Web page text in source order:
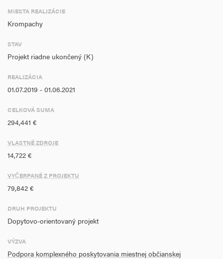
zlepšeniu situácie v problémových lokalitách a tým dôjde k
zlepšeniu občianskeho spolunažívania.
Cieľ projektu bude dosiahnutý realizáciou hlavnej aktivity a je v
súlade s globálnym a špecifickým cieľom OP ĽZ a rovnako
rešpektuje princíp desegredácie, destigmatizácie a degetoizácie.
- príslušníci a obyvatelia MRK
- zametnanci/zamestnankyne štátnej správy a samosprávy
pracujpúcich s MRK
P0885- Počet zamestnancov poskytujúich asistenčné služby: 12
služby: 12
MIESTA REALIZÁCIE
Krompachy
STAV
Projekt riadne ukončený (K)
REALIZÁCIA
01.07.2019 - 01.06.2021
CELKOVÁ SUMA
294,441 €
VLASTNÉ ZDROJE
14,722 €
VYČERPANÉ Z PROJEKTU
79,842 €
DRUH PROJEKTU
Dopytovo-orientovaný projekt
VÝZVA
Podpora komplexného poskytovania miestnej občianskej